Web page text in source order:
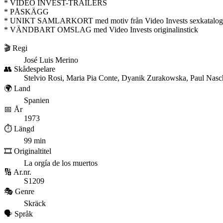
* VIDEO INVEST-TRAILERS
* PÅSKÄGG
* UNIKT SAMLARKORT med motiv från Video Invests sexkatalog
* VÄNDBART OMSLAG med Video Invests originalinstick
🎬 Regi
José Luis Merino
👥 Skådespelare
Stelvio Rosi, Maria Pia Conte, Dyanik Zurakowska, Paul
🌍 Land
Spanien
📅 År
1973
⏱️ Längd
99 min
🎞️ Originaltitel
La orgía de los muertos
🔢 Ar.nr.
S1209
🎭 Genre
Skräck
🗣️ Språk